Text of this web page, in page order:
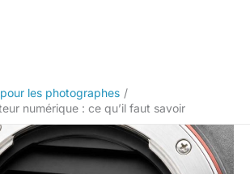
les photographes
numérique : ce qu’il faut savoir